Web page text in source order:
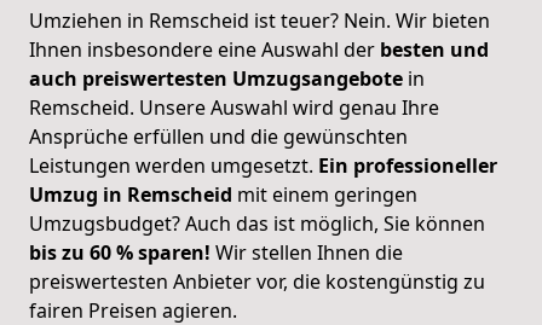
Umziehen in Remscheid ist teuer? Nein. Wir bieten
Ihnen insbesondere eine Auswahl der besten und
auch preiswertesten Umzugsangebote in
Remscheid. Unsere Auswahl wird genau Ihre
Ansprüche erfüllen und die gewünschten
Leistungen werden umgesetzt. Ein professioneller
Umzug in Remscheid mit einem geringen
Umzugsbudget? Auch das ist möglich, Sie können
bis zu 60 % sparen! Wir stellen Ihnen die
preiswertesten Anbieter vor, die kostengünstig zu
fairen Preisen agieren.